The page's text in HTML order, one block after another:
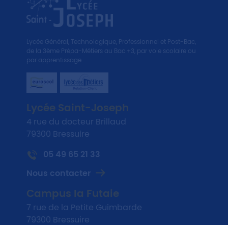
Lycée Général, Technologique, Professionnel et Post-Bac,
de la 3ème Prépa-Métiers au Bac +3, par voie scolaire ou
par apprentissage.
Lycée Saint-Joseph
4 rue du docteur Brillaud
79300 Bressuire
05 49 65 21 33
Nous contacter
Campus la Futaie
7 rue de la Petite Guimbarde
79300 Bressuire